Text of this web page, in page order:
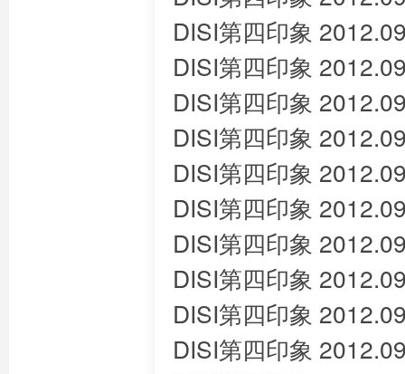
DISI第四印象
DISI第四印象
DISI第四印象
DISI第四印象
DISI第四印象
DISI第四印象
DISI第四印象
DISI第四印象
DISI第四印象
DISI第四印象